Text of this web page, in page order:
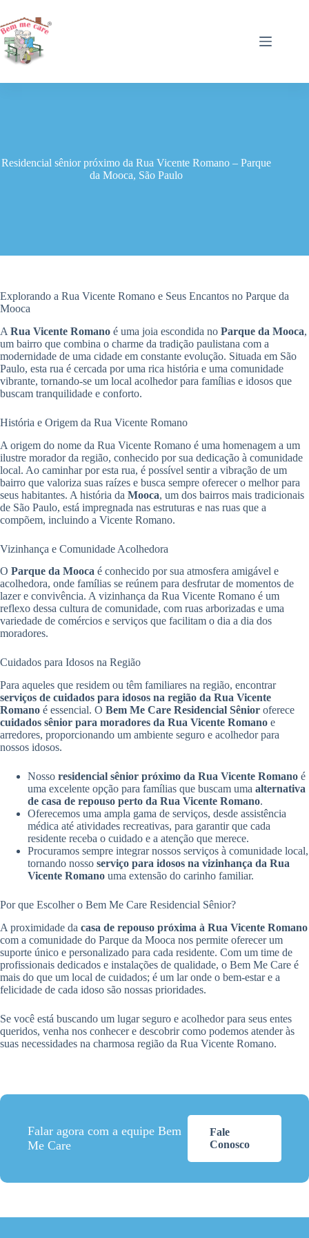
para
o
conteúdo
Residencial sênior próximo da Rua Vicente Romano – Parque
da Mooca, São Paulo
Explorando a Rua Vicente Romano e Seus Encantos no Parque da
Mooca
A Rua Vicente Romano é uma joia escondida no Parque da Mooca,
um bairro que combina o charme da tradição paulistana com a
modernidade de uma cidade em constante evolução. Situada em São
Paulo, esta rua é cercada por uma rica história e uma comunidade
vibrante, tornando-se um local acolhedor para famílias e idosos que
buscam tranquilidade e conforto.
História e Origem da Rua Vicente Romano
A origem do nome da Rua Vicente Romano é uma homenagem a um
ilustre morador da região, conhecido por sua dedicação à comunidade
local. Ao caminhar por esta rua, é possível sentir a vibração de um
bairro que valoriza suas raízes e busca sempre oferecer o melhor para
seus habitantes. A história da Mooca, um dos bairros mais tradicionais
de São Paulo, está impregnada nas estruturas e nas ruas que a
compõem, incluindo a Vicente Romano.
Vizinhança e Comunidade Acolhedora
O Parque da Mooca é conhecido por sua atmosfera amigável e
acolhedora, onde famílias se reúnem para desfrutar de momentos de
lazer e convivência. A vizinhança da Rua Vicente Romano é um
reflexo dessa cultura de comunidade, com ruas arborizadas e uma
variedade de comércios e serviços que facilitam o dia a dia dos
moradores.
Cuidados para Idosos na Região
Para aqueles que residem ou têm familiares na região, encontrar
serviços de cuidados para idosos na região da Rua Vicente
Romano é essencial. O Bem Me Care Residencial Sênior oferece
cuidados sênior para moradores da Rua Vicente Romano e
arredores, proporcionando um ambiente seguro e acolhedor para
nossos idosos.
Nosso residencial sênior próximo da Rua Vicente Romano é
uma excelente opção para famílias que buscam uma alternativa
de casa de repouso perto da Rua Vicente Romano.
Oferecemos uma ampla gama de serviços, desde assistência
médica até atividades recreativas, para garantir que cada
residente receba o cuidado e a atenção que merece.
Procuramos sempre integrar nossos serviços à comunidade local,
tornando nosso serviço para idosos na vizinhança da Rua
Vicente Romano uma extensão do carinho familiar.
Por que Escolher o Bem Me Care Residencial Sênior?
A proximidade da casa de repouso próxima à Rua Vicente Romano
com a comunidade do Parque da Mooca nos permite oferecer um
suporte único e personalizado para cada residente. Com um time de
profissionais dedicados e instalações de qualidade, o Bem Me Care é
mais do que um local de cuidados; é um lar onde o bem-estar e a
felicidade de cada idoso são nossas prioridades.
Se você está buscando um lugar seguro e acolhedor para seus entes
queridos, venha nos conhecer e descobrir como podemos atender às
suas necessidades na charmosa região da Rua Vicente Romano.
Falar agora com a equipe Bem
Me Care
Fale
Conosco